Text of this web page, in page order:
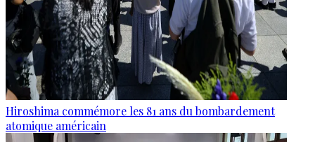
Hiroshima commémore les 81 ans du bombardement
atomique américain